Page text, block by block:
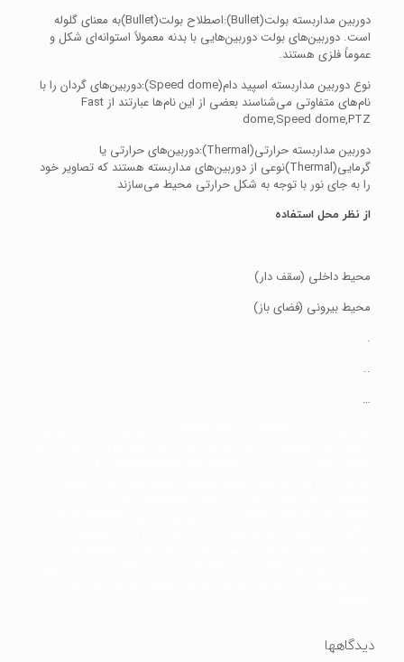
دوربین مداربسته بولت(Bullet):اصطلاح بولت(Bullet)به معنای گلوله
است. دوربین‌های بولت دوربین‌هایی با بدنه معمولاً استوانه‌ای شکل و
عموماً فلزی هستند.
نوع دوربین مداربسته اسپید دام(Speed dome):دوربین‌های گردان را با
نام‌های متفاوتی می‌شناسند بعضی از این نام‌ها عبارتند از Fast
dome,Speed dome,PTZ
دوربین مداربسته حرارتی(Thermal):دوربین‌های حرارتی یا
گرمایی(Thermal)نوعی از دوربین‌های مداربسته هستند که تصاویر خود
را به جای نور با توجه به شکل حرارتی محیط می‌سازند
از نظر محل استفاده
محیط داخلی (سقف دار)
محیط بیرونی (فضای باز)
.
..
…
دیدگاهها